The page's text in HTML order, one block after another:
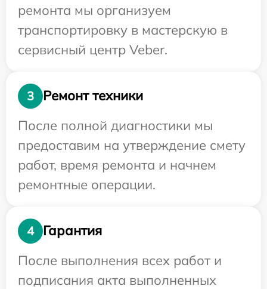
ремонта мы организуем
транспортировку в мастерскую в
сервисный центр Veber.
3
Ремонт техники
После полной диагностики мы
предоставим на утверждение смету
работ, время ремонта и начнем
ремонтные операции.
4
Гарантия
После выполнения всех работ и
подписания акта выполненных